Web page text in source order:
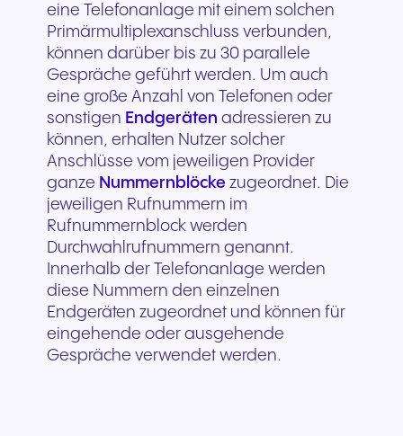
eine Telefonanlage mit einem solchen
Primärmultiplexanschluss verbunden,
können darüber bis zu 30 parallele
Gespräche geführt werden. Um auch
eine große Anzahl von Telefonen oder
sonstigen Endgeräten adressieren zu
können, erhalten Nutzer solcher
Anschlüsse vom jeweiligen Provider
ganze Nummernblöcke zugeordnet. Die
jeweiligen Rufnummern im
Rufnummernblock werden
Durchwahlrufnummern genannt.
Innerhalb der Telefonanlage werden
diese Nummern den einzelnen
Endgeräten zugeordnet und können für
eingehende oder ausgehende
Gespräche verwendet werden.